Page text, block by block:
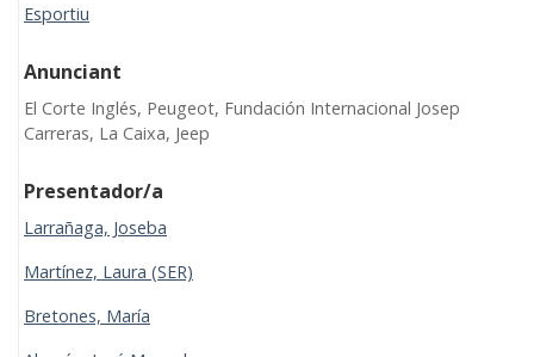
Esportiu
Anunciant
El Corte Inglés, Peugeot, Fundación Internacional Josep
Carreras, La Caixa, Jeep
Presentador/a
Larrañaga, Joseba
Martínez, Laura (SER)
Bretones, María